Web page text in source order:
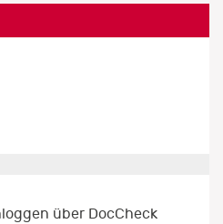
über DocCheck